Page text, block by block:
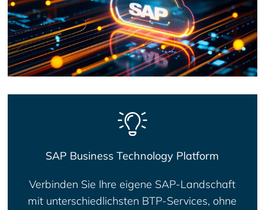
SAP Business Technology Platform
Verbinden Sie Ihre eigene SAP-Landschaft
mit unterschiedlichsten BTP-Services, ohne